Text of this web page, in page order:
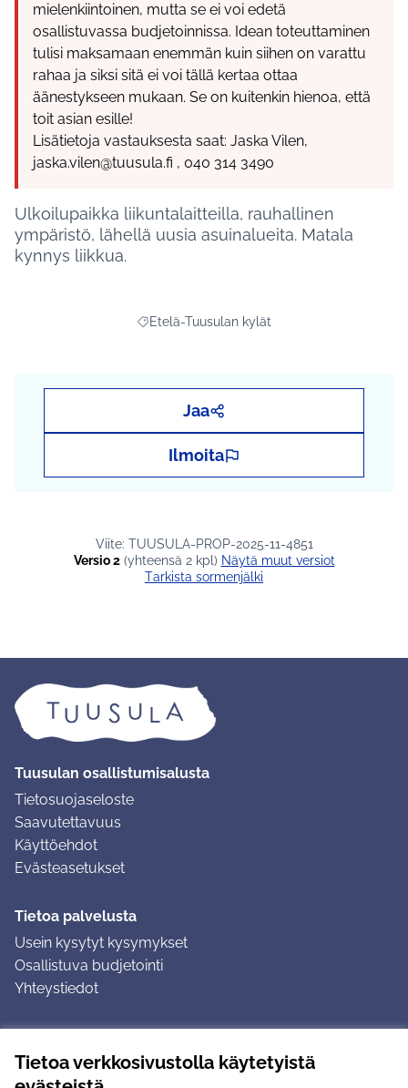
Tietoa verkkosivustolla käytetyistä
mielenkiintoinen, mutta se ei voi edetä
osallistuvassa budjetoinnissa. Idean toteuttaminen
tulisi maksamaan enemmän kuin siihen on varattu
rahaa ja siksi sitä ei voi tällä kertaa ottaa
äänestykseen mukaan. Se on kuitenkin hienoa, että
toit asian esille!
Lisätietoja vastauksesta saat: Jaska Vilen,
jaska.vilen@tuusula.fi , 040 314 3490
Ulkoilupaikka liikuntalaitteilla, rauhallinen
ympäristö, lähellä uusia asuinalueita. Matala
kynnys liikkua.
Rajaa tulokset teeman mukaan: Etelä-
Etelä-Tuusulan kylät
Jaa
Ilmoita
Viite: TUUSULA-PROP-2025-11-4851
Versio 2(yhteensä 2 kpl)
näytä muut versiot
Tarkista sormenjälki
Tuusulan osallistumisalusta
Tietosuojaseloste
Saavutettavuus
Käyttöehdot
Evästeasetukset
Tietoa palvelusta
Usein kysytyt kysymykset
Osallistuva budjetointi
Yhteystiedot
Ohjeet kirjautumiseen